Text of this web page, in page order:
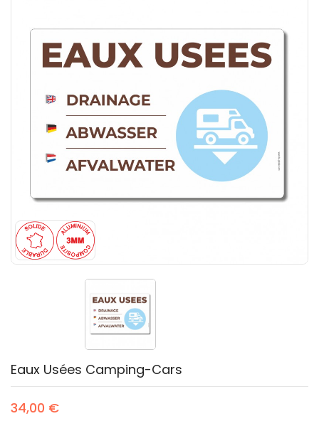
Eaux Usées Camping-Cars
34,00 €